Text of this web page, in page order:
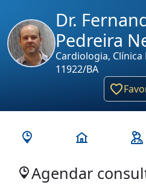
Dr.
Pedreira
Cardiologia, Clínica
11922/BA
Agendar